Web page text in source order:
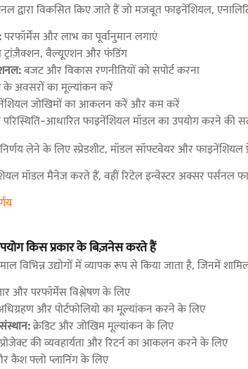
द्वारा विकसित किए जाते हैं जो मजबूत फाइनेंशियल,
परफॉर्मेंस और लाभ का पूर्वानुमान लगाएं
ट्रांज़ैक्शन, वैल्यूएशन और फंडिंग
बजट और विकास रणनीतियों को सपोर्ट करना
के अवसरों का मूल्यांकन करें
जोखिमों का आकलन करें और कम करें
परिस्थिति-आधारित फाइनेंशियल मॉडल का उपयोग करने की
लेने के लिए स्प्रेडशीट, मॉडल सॉफ्टवेयर और फाइनेंशियल
मॉडल मैनेज करते हैं, वहीं रिटेल इन्वेस्टर अक्सर
किस प्रकार के बिज़नेस करते हैं
विभिन्न उद्योगों में व्यापक रूप से किया जाता है, जिनमें
और परफॉर्मेंस विश्लेषण के लिए
और पोर्टफोलियो का मूल्यांकन करने के लिए
क्रेडिट और जोखिम मूल्यांकन के लिए
प्रोजेक्ट की व्यवहार्यता और रिटर्न का आकलन करने के लिए
कैश फ्लो प्लानिंग के लिए